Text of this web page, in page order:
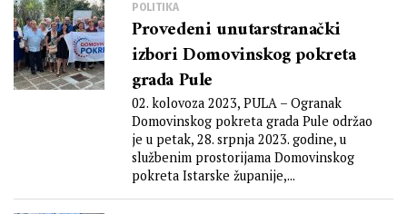
POLITIKA
Provedeni unutarstranački
izbori Domovinskog pokreta
grada Pule
02. kolovoza 2023, PULA – Ogranak
Domovinskog pokreta grada Pule održao
je u petak, 28. srpnja 2023. godine, u
službenim prostorijama Domovinskog
pokreta Istarske županije,...